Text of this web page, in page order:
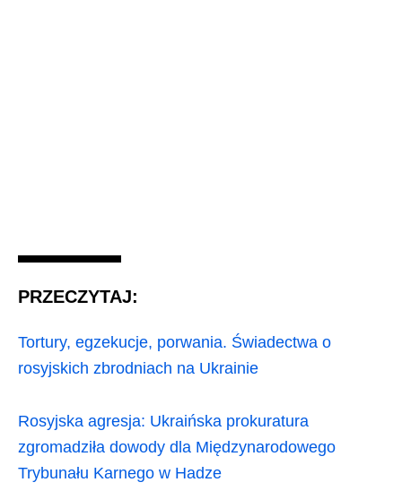
PRZECZYTAJ:
Tortury, egzekucje, porwania. Świadectwa o
rosyjskich zbrodniach na Ukrainie
Rosyjska agresja: Ukraińska prokuratura
zgromadziła dowody dla Międzynarodowego
Trybunału Karnego w Hadze